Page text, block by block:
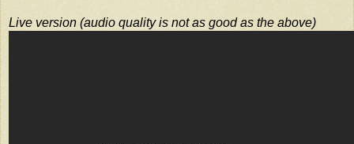
Live version (audio quality is not as good as the above)